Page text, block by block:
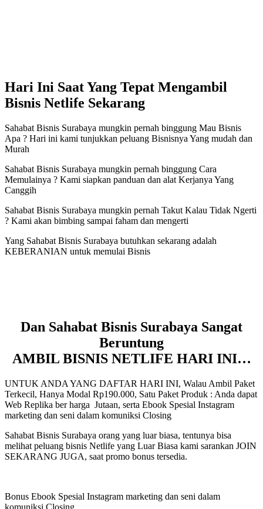
Hari Ini Saat Yang Tepat Mengambil
Bisnis Netlife Sekarang
Sahabat Bisnis Surabaya mungkin pernah binggung Mau Bisnis
Apa ? Hari ini kami tunjukkan peluang Bisnisnya Yang mudah dan
Murah
Sahabat Bisnis Surabaya mungkin pernah binggung Cara
Memulainya ? Kami siapkan panduan dan alat Kerjanya Yang
Canggih
Sahabat Bisnis Surabaya mungkin pernah Takut Kalau Tidak Ngerti
? Kami akan bimbing sampai faham dan mengerti
Yang Sahabat Bisnis Surabaya butuhkan sekarang adalah
KEBERANIAN untuk memulai Bisnis
Dan Sahabat Bisnis Surabaya Sangat
Beruntung
AMBIL BISNIS NETLIFE HARI INI…
UNTUK ANDA YANG DAFTAR HARI INI, Walau Ambil Paket
Terkecil, Hanya Modal Rp190.000, Satu Paket Produk : Anda dapat
Web Replika ber harga Jutaan, serta Ebook Spesial Instagram
marketing dan seni dalam komuniksi Closing
Sahabat Bisnis Surabaya orang yang luar biasa, tentunya bisa
melihat peluang bisnis Netlife yang Luar Biasa kami sarankan JOIN
SEKARANG JUGA, saat promo bonus tersedia.
Bonus Ebook Spesial Instagram marketing dan seni dalam
komuniksi Closing